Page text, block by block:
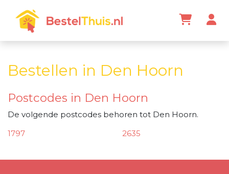
Bestellen in Den Hoorn
Postcodes in Den Hoorn
De volgende postcodes behoren tot Den Hoorn.
1797
2635